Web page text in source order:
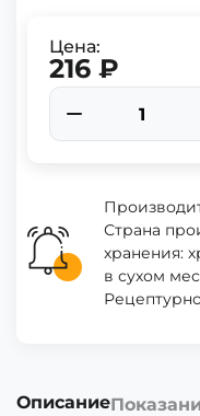
Цена:
216 ₽
Страна
хранения:
в сухом
Описание